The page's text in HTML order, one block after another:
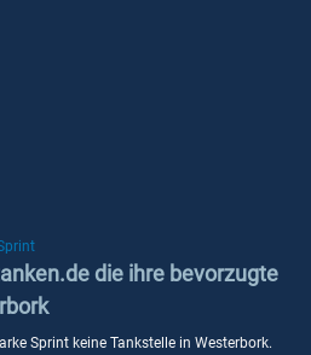
die ihre bevorzugte
Sprint keine Tankstelle in Westerbork.